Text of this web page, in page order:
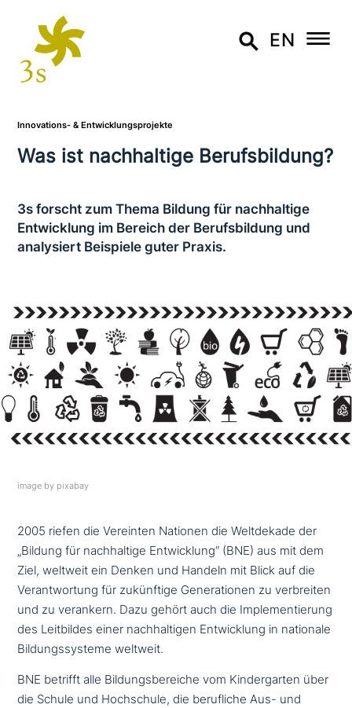
EN
Innovations- & Entwicklungsprojekte
Was ist nach­hal­ti­ge Berufsbildung?
3s forscht zum Thema Bildung für nach­hal­ti­ge
Entwicklung im Bereich der Berufsbildung und
ana­ly­siert Beispiele guter Praxis.
image by pixabay
2005 riefen die Vereinten Nationen die Weltdekade der
„Bildung für nach­hal­ti­ge Entwicklung“ (BNE) aus mit dem
Ziel, weltweit ein Denken und Handeln mit Blick auf die
Verantwortung für zukünf­ti­ge Generationen zu ver­brei­ten
und zu verankern. Dazu gehört auch die Implementierung
des Leitbildes einer nach­hal­ti­gen Entwicklung in nationale
Bildungssysteme weltweit.
BNE betrifft alle Bildungsbereiche vom Kindergarten über
die Schule und Hochschule, die beruf­li­che Aus- und